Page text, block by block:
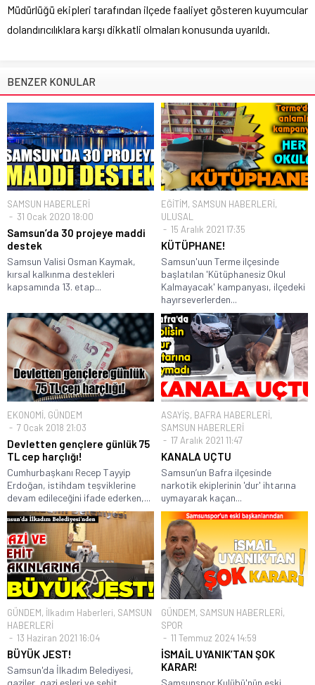
Müdürlüğü ekipleri tarafından ilçede faaliyet gösteren kuyumcular
dolandırıcılıklara karşı dikkatli olmaları konusunda uyarıldı.
BENZER KONULAR
SAMSUN HABERLERİ
31 Ocak 2020 18:00
Samsun’da 30 projeye maddi
destek
Samsun Valisi Osman Kaymak,
kırsal kalkınma destekleri
kapsamında 13. etap...
EĞİTİM, SAMSUN HABERLERİ,
ULUSAL
15 Aralık 2021 17:35
KÜTÜPHANE!
Samsun'uun Terme ilçesinde
başlatılan 'Kütüphanesiz Okul
Kalmayacak' kampanyası, ilçedeki
hayırseverlerden...
EKONOMİ, GÜNDEM
7 Ocak 2018 21:03
Devletten gençlere günlük 75
TL cep harçlığı!
Cumhurbaşkanı Recep Tayyip
Erdoğan, istihdam teşviklerine
devam edileceğini ifade ederken,...
ASAYİŞ, BAFRA HABERLERİ,
SAMSUN HABERLERİ
17 Aralık 2021 11:47
KANALA UÇTU
Samsun’un Bafra ilçesinde
narkotik ekiplerinin 'dur' ihtarına
uymayarak kaçan...
GÜNDEM, İlkadım Haberleri, SAMSUN
HABERLERİ
13 Haziran 2021 16:04
BÜYÜK JEST!
Samsun'da İlkadım Belediyesi,
gaziler, gazi eşleri ve şehit
GÜNDEM, SAMSUN HABERLERİ,
SPOR
11 Temmuz 2024 14:59
İSMAİL UYANIK’TAN ŞOK
KARAR!
Samsunspor Kulübü'nün eski